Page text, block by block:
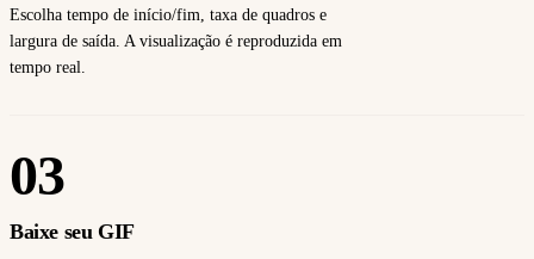
Escolha tempo de início/fim, taxa de quadros e
largura de saída. A visualização é reproduzida em
tempo real.
03
Baixe seu GIF